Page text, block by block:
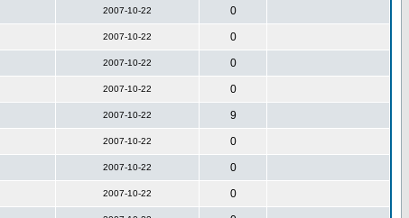
2007-10-22 0
2007-10-22 0
2007-10-22 0
2007-10-22 0
2007-10-22 9
2007-10-22 0
2007-10-22 0
2007-10-22 0